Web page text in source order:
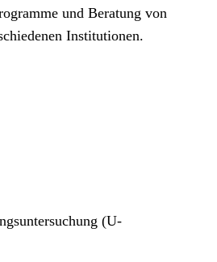
und Beratung von
Institutionen.
(U-